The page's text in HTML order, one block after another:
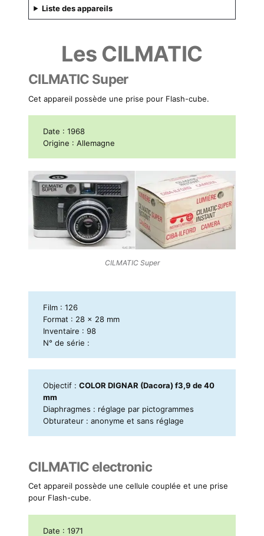
Liste des appareils
Les CILMATIC
CILMATIC Super
Cet appareil possède une prise pour Flash-cube.
Date : 1968
Origine : Allemagne
CILMATIC Super
Film : 126
Format : 28 x 28 mm
Inventaire : 98
N° de série :
Objectif : COLOR DIGNAR (Dacora) f3,9 de 40
mm
Diaphragmes : réglage par pictogrammes
Obturateur : anonyme et sans réglage
CILMATIC electronic
Cet appareil possède une cellule couplée et une prise
pour Flash-cube.
Date : 1971